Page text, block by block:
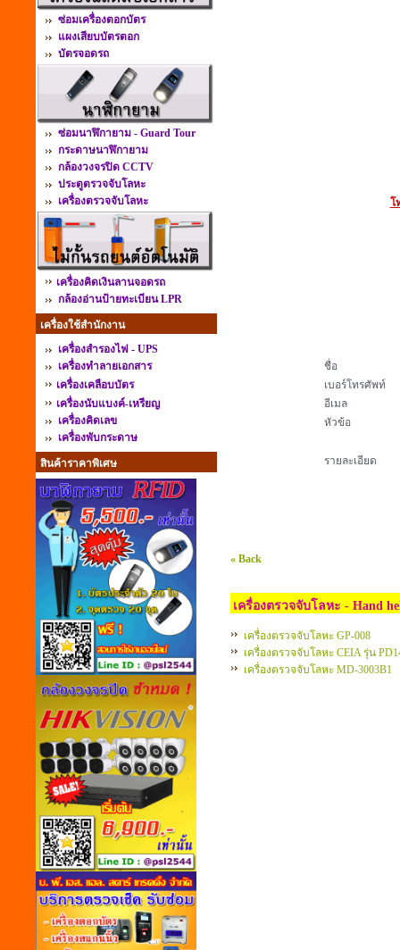
ซ่อมเครื่องตอกบัตร
แผงเสียบบัตรตอก
บัตรจอดรถ
ซ่อมนาฬิกายาม - Guard Tour
กระดาษนาฬิกายาม
กล้องวงจรปิด CCTV
ประตูตรวจจับโลหะ
เครื่องตรวจจับโลหะ
เครื่องคิดเงินลานจอดรถ
กล้องอ่านป้ายทะเบียน LPR
เครื่องใช้สำนักงาน
เครื่องสำรองไฟ - UPS
เครื่องทำลายเอกสาร
เครื่องเคลือบบัตร
เครื่องนับแบงค์-เหรียญ
เครื่องคิดเลข
เครื่องพับกระดาษ
สินค้าราคาพิเศษ
โ
ชื่อ
เบอร์โทรศัพท์
อีเมล
หัวข้อ
รายละเอียด
« Back
เครื่องตรวจจับโลหะ - Hand
เครื่องตรวจจับโลหะ GP-008
เครื่องตรวจจับโลหะ CEIA รุ่น
เครื่องตรวจจับโลหะ MD-3003B1